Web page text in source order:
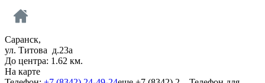
Саранск,
ул. Титова д.23а
До центра: 1.62 км.
На карте